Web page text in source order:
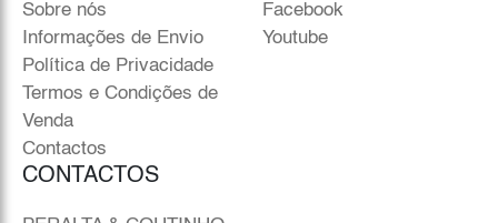
Sobre nós
Informações de Envio
Política de Privacidade
Termos e Condições de
Venda
Contactos
Facebook
Youtube
CONTACTOS